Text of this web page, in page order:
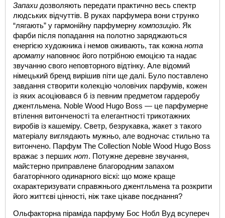
Запахи дозволяють передати практично весь спектр
людських відчуттів. В руках парфумера вони струнко
“лягають” у гармонійну парфумерну композицію. Як
фарби після попадання на полотно заряджаються
енергією художника і немов оживають, так кожна нота
аромату наповнює його потрібною емоцією та надає
звучанню свого неповторного відтінку. Але відомий
німецький бренд вирішив піти ще далі. Було поставлено
завдання створити колекцію чоловічих парфумів, кожен
із яких асоціювався б із певним предметом гардеробу
джентльмена. Noble Wood Hugo Boss — це парфумерне
втілення витонченості та елегантності трикотажних
виробів із кашеміру. Светр, безрукавка, жакет з такого
матеріалу виглядають мужньо, але водночас стильно та
витончено. Парфум The Collection Noble Wood Hugo Boss
вражає з перших нот. Потужне деревне звучання,
майстерно приправлене благородним запахом
багаторічного одинарного віскі: що може краще
охарактеризувати справжнього джентльмена та розкрити
його життєві цінності, ніж таке цікаве поєднання?
Ольфакторна піраміда парфуму Бос Нобл Вуд всупереч